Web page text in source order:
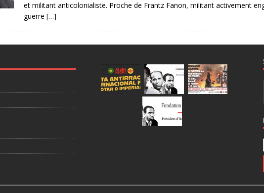
et militant anticolonialiste. Proche de Frantz Fanon, militant activement
guerre […]